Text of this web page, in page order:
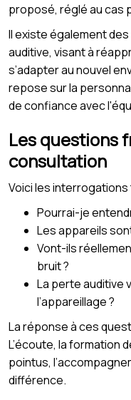
proposé, réglé au cas
Il existe également
auditive, visant à
s’adapter au nouvel
repose sur la
de confiance avec
Les questions
consultation
Voici les interrogations
Pourrai-je
Les appareils
Vont-ils
bruit ?
La perte auditive
l’appareillage ?
La réponse à ces
L’écoute, la formation
pointus,
différence.